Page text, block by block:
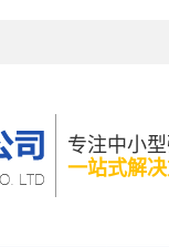
专注中小
一站式解